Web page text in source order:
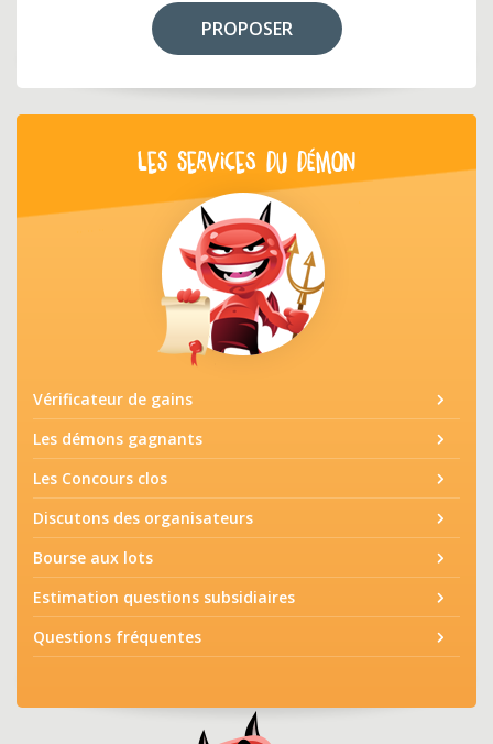
PROPOSER
LES SERVICES DU DÉMON
Vérificateur de gains
Les démons gagnants
Les Concours clos
Discutons des organisateurs
Bourse aux lots
Estimation questions subsidiaires
Questions fréquentes